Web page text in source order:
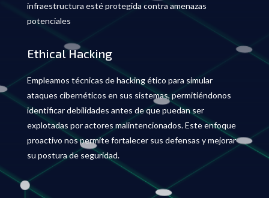
infraestructura esté protegida contra amenazas
potenciales
Ethical Hacking
Empleamos técnicas de hacking ético para simular
ataques cibernéticos en sus sistemas, permitiéndonos
identificar debilidades antes de que puedan ser
explotadas por actores malintencionados. Este enfoque
proactivo nos permite fortalecer sus defensas y mejorar
su postura de seguridad.